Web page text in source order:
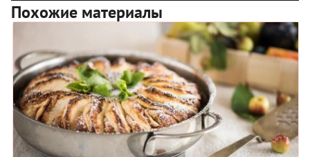
Похожие материалы